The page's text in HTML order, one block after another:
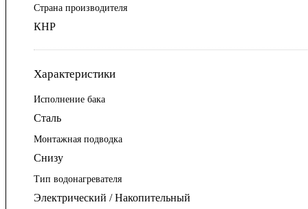
Страна производителя
КНР
Характеристики
Исполнение бака
Сталь
Монтажная подводка
Снизу
Тип водонагревателя
Электрический / Накопительный